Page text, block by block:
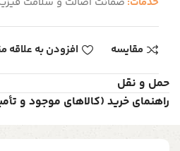
مقایسه افزودن به علاقه
حمل و نقل
راهنمای خرید (کالاهای موجود و